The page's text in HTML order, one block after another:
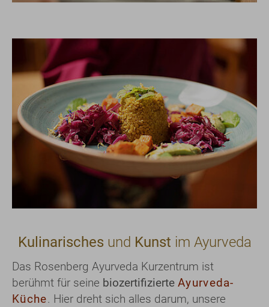
Kulinarischesund Kunst im Ayurveda
Das Rosenberg Ayurveda Kurzentrum ist
berühmt für seine biozertifizierte Ayurveda-
Küche. Hier dreht sich alles darum, unsere